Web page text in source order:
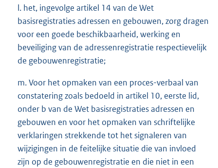
l. het, ingevolge artikel 14 van de Wet
basisregistraties adressen en gebouwen, zorg dragen
voor een goede beschikbaarheid, werking en
beveiliging van de adressenregistratie respectievelijk
de gebouwenregistratie;
m. Voor het opmaken van een proces-verbaal van
constatering zoals bedoeld in artikel 10, eerste lid,
onder b van de Wet basisregistraties adressen en
gebouwen en voor het opmaken van schriftelijke
verklaringen strekkende tot het signaleren van
wijzigingen in de feitelijke situatie die van invloed
zijn op de gebouwenregistratie en die niet in een